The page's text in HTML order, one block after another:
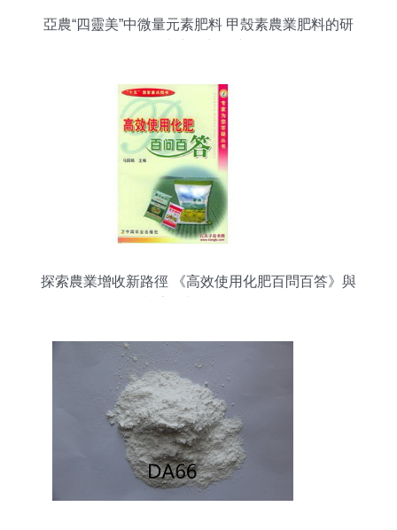
亞農“四靈美”中微量元素肥料 甲殼素農業肥料的研
探索農業增收新路徑 《高效使用化肥百問百答》與